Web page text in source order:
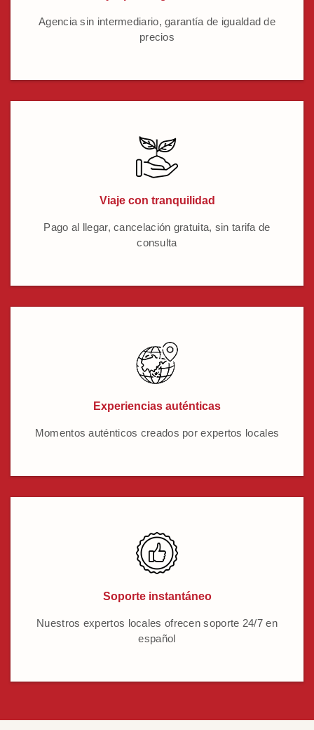
Agencia sin intermediario, garantía de igualdad de
precios
Viaje con tranquilidad
Pago al llegar, cancelación gratuita, sin tarifa de
consulta
Experiencias auténticas
Momentos auténticos creados por expertos locales
Soporte instantáneo
Nuestros expertos locales ofrecen soporte 24/7 en
español